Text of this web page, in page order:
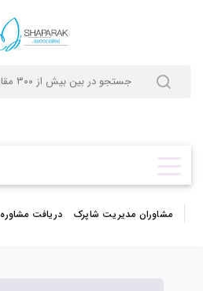
مشاوران مدیریت شاپرک دریافت مشاوره